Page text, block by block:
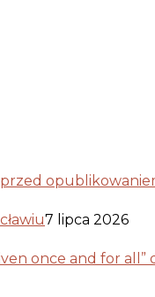
7 lipca 2026
once and for all”